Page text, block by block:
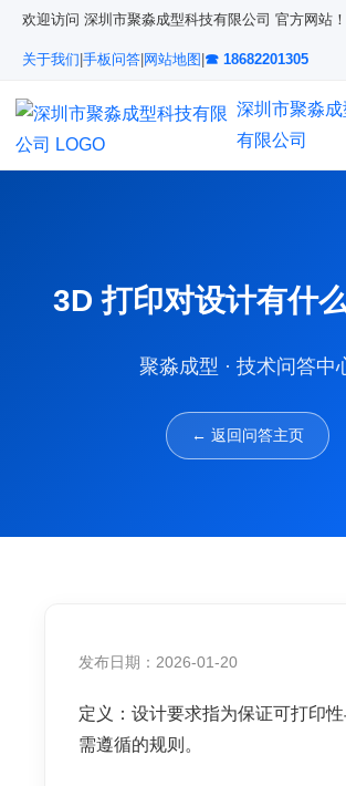
欢迎访问 深圳市聚淼成型科技有限公司 官方网站！
关于我们 手板问答 网站地图 ☎ 18682201305
深圳市聚淼
有限公司
3D 打印对设计有什
聚淼成型 · 技术问答中
← 返回问答主页
发布日期：2026-01-20
定义：设计要求指为保证可打印
需遵循的规则。